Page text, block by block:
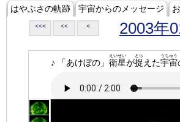
はやぶさの軌跡 宇宙からのメッセージ
<<< << < 2003年
♪ 「あけぼの」 衛星
えいせい
が捉
とら
えた宇宙
うちゅう